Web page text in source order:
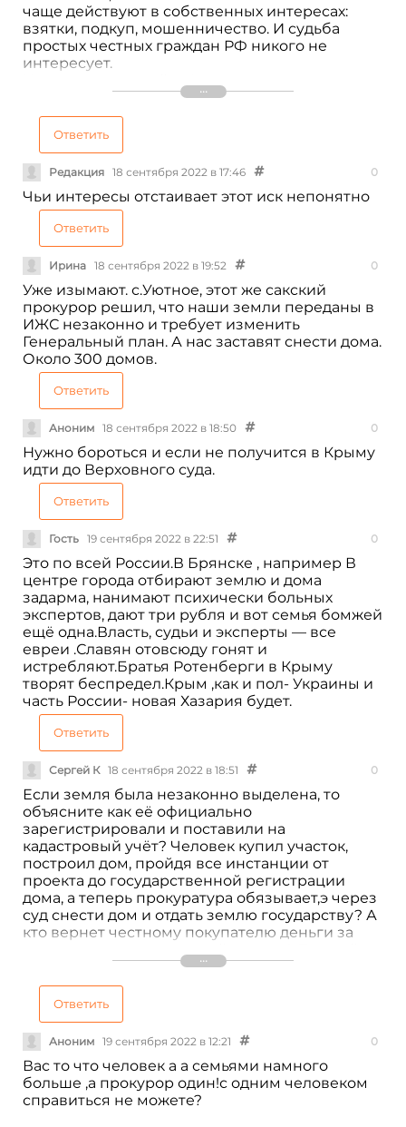
чаще действуют в собственных интересах:
взятки, подкуп, мошенничество. И судьба
простых честных граждан РФ никого не
интересует.
А не пора ли провести чистку грязи и
плесени?
И да, я заинтересованное лицо! Гражданин РФ,
менеджер IT, не юрист, не чиновник, но
потомок честных славных русичей. Я тоже
готовлюсь к битве с заместителем
ген.прокурора Республики Крым, чтобы
отстоять законно купленную землю и
построенный дом на заработанные деньги!
Ответить
Редакция 18 сентября 2022 в 17:46 0
Чьи интересы отстаивает этот иск непонятно
Ответить
Ирина 18 сентября 2022 в 19:52 0
Уже изымают. с.Уютное, этот же сакский
прокурор решил, что наши земли переданы в
ИЖС незаконно и требует изменить
Генеральный план. А нас заставят снести дома.
Около 300 домов.
Ответить
Аноним 18 сентября 2022 в 18:50 0
Нужно бороться и если не получится в Крыму
идти до Верховного суда.
Ответить
Гость 19 сентября 2022 в 22:51 0
Это по всей России.В Брянске , например В
центре города отбирают землю и дома
задарма, нанимают психически больных
экспертов, дают три рубля и вот семья бомжей
ещё одна.Власть, судьи и эксперты — все
евреи .Славян отовсюду гонят и
истребляют.Братья Ротенберги в Крыму
творят беспредел.Крым ,как и пол- Украины и
часть России- новая Хазария будет.
Ответить
Сергей К 18 сентября 2022 в 18:51 0
Если земля была незаконно выделена, то
объясните как её официально
зарегистрировали и поставили на
кадастровый учёт? Человек купил участок,
построил дом, пройдя все инстанции от
проекта до государственной регистрации
дома, а теперь прокуратура обязывает,э через
суд снести дом и отдать землю государству? А
кто вернет честному покупателю деньги за
беспредел! Если земля выделена незаконно
за это должен ответить честный покупатель?
Бред! Где все эти года была прокуратура?
Ждали когда честный собственник построит
дом? Позор таким представителям закона.
Ответить
Аноним 19 сентября 2022 в 12:21 0
Вас то что человек а а семьями намного
больше ,а прокурор один!с одним человеком
справиться не можете?